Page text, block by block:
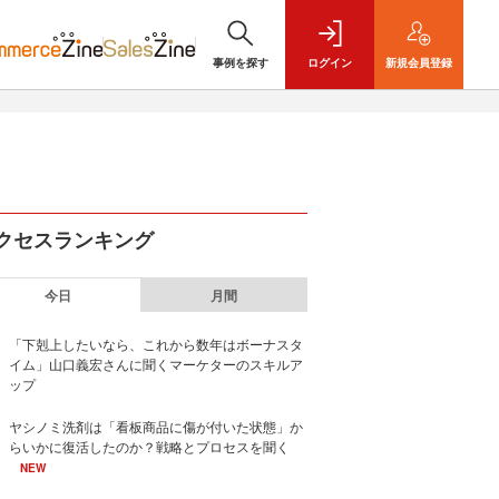
事例を探す ログイン 新規会員登録
セスランキング
今日 月間
「下剋上したいなら、これから数年はボーナスタ
イム」山口義宏さんに聞くマーケターのスキルア
ップ
ヤシノミ洗剤は「看板商品に傷が付いた状態」か
らいかに復活したのか？戦略とプロセスを聞く
NEW